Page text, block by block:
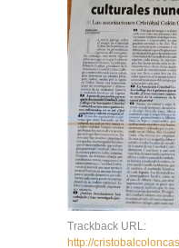
Trackback URL:
http://